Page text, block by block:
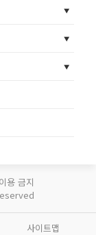
용 금지
사이트맵